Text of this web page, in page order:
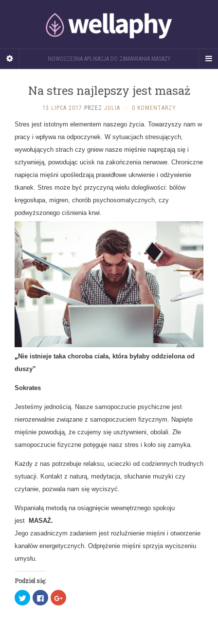
NOWOCZESNA APLIKACJA DO ZAMAWIANIA MASAŻY
Na stres najlepszy jest masaż
13 LIPCA 2017 PRZEZ JULIA · 0 KOMENTARZY
Stres jest istotnym elementem naszego życia. Towarzyszy nam w
pracy i wpływa na odpoczynek. W sytuacjach stresujących,
wywołujących strach czy gniew nasze mięśnie naprężają się i
sztywnieją, powodując ucisk na zakończenia nerwowe. Chroniczne
napięcia mięśni upośledzają prawidłowe ukrwienie i odżywienie
tkanek. Stres może być przyczyną wielu dolegliwości: bólów
kręgosłupa, migren, chorób psychosomatycznych, czy
podwyższonego ciśnienia krwi.
„Nie istnieje taka choroba ciała, która byłaby oddzielona od
duszy”
Sokrates
Jesteśmy jednością. Nasze samopoczucie psychiczne jest
nierozerwalnie związane z samopoczuciem fizycznym. Napięte
mięśnie powodują, że czujemy się usztywnieni, obolali. Złe
samopoczucie fizyczne potęguje nasz stres i koło się zamyka.
Każdy z nas potrzebuje relaksu, ucieczki od codziennych trudnych
sytuacji. Kontakt z naturą, medytacja, słuchanie muzyki czy
czytanie, pozwala nam się wyciszyć.
Wspaniałą metodą na osiągnięcie wewnętrznego spokoju
jest MASAŻ.
Jego zasadniczym zadaniem jest rozluźnienie mięśni i otworzenie
kanałów energetycznych. Odprężenie mięśni sprzyja wyciszeniu
umysłu.
Podziel się:
Udostępnij
na
Twitterze(Otwiera
Click
to
share
Click
to